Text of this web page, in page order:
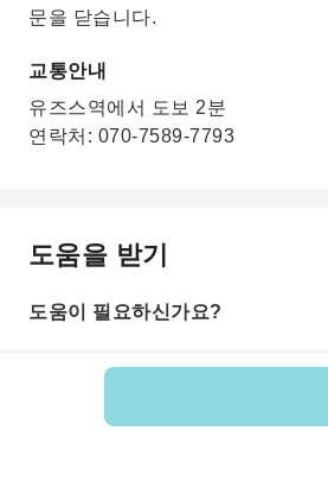
문을 닫습니다.
교통안내
유즈스역에서 도보 2분
연락처: 070-7589-7793
도움을 받기
도움이 필요하신가요?
상품 번호: